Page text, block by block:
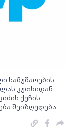
სამუშაოების
კუთხიდან
ქუჩის
შეიზღუდება